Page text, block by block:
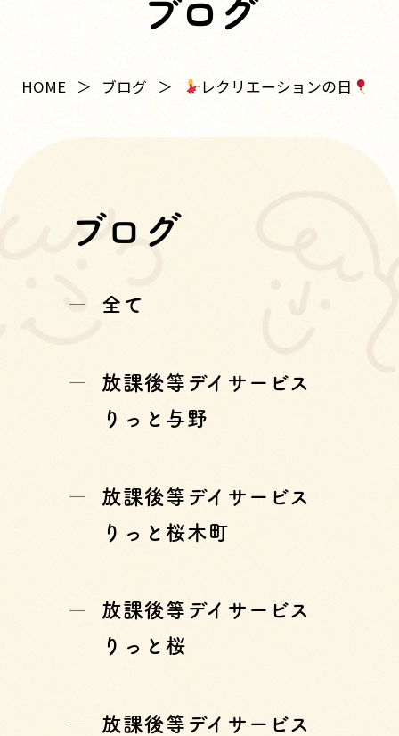
ブログ
HOME ブログ レクリエーションの日
ブログ
全て
放課後等デイサービス
りっと与野
放課後等デイサービス
りっと桜木町
放課後等デイサービス
りっと桜
放課後等デイサービス